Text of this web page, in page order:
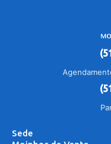
Sede